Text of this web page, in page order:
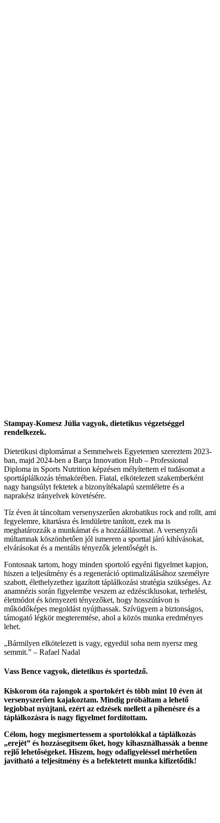
Stampay-Komesz Júlia vagyok, dietetikus végzetséggel
rendelkezek.
Dietetikusi diplomámat a Semmelweis Egyetemen szereztem 2023-
ban, majd 2024-ben a Barça Innovation Hub – Professional
Diploma in Sports Nutrition képzésen mélyítettem el tudásomat a
sporttáplálkozás témakörében. Fiatal, elkötelezett szakemberként
nagy hangsúlyt fektetek a bizonyítékalapú szemléletre és a
naprakész irányelvek követésére.
Tíz éven át táncoltam versenyszerűen akrobatikus rock and rollt, ami
fegyelemre, kitartásra és lendületre tanított, ezek ma is
meghatározzák a munkámat és a hozzáállásomat. A versenyzői
múltamnak köszönhetően jól ismerem a sporttal járó kihívásokat,
elvárásokat és a mentális tényezők jelentőségét is.
Fontosnak tartom, hogy minden sportoló egyéni figyelmet kapjon,
hiszen a teljesítmény és a regeneráció optimalizálásához személyre
szabott, élethelyzethez igazított táplálkozási stratégia szükséges. Az
anamnézis során figyelembe veszem az edzésciklusokat, terhelést,
életmódot és környezeti tényezőket, hogy hosszútávon is
működőképes megoldást nyújthassak. Szívügyem a biztonságos,
támogató légkör megteremtése, ahol a közös munka eredményes
lehet.
„Bármilyen elkötelezett is vagy, egyedül soha nem nyersz meg
semmit.” – Rafael Nadal
Vass Bence vagyok, dietetikus és sportedző.
Kiskorom óta rajongok a sportokért és több mint 10 éven át
versenyszerűen kajakoztam. Mindig próbáltam a lehető
legjobbat nyújtani, ezért az edzések mellett a pihenésre és a
táplálkozásra is nagy figyelmet fordítottam.
Célom, hogy megismertessem a sportolókkal a táplálkozás
„erejét” és hozzásegítsem őket, hogy kihasználhassák a benne
rejlő lehetőségeket. Hiszem, hogy odafigyeléssel mérhetően
javítható a teljesítmény és a befektetett munka kifizetődik!